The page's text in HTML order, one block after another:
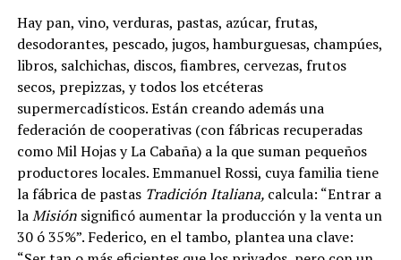
Hay pan, vino, verduras, pastas, azúcar, frutas,
desodorantes, pescado, jugos, hamburguesas, champúes,
libros, salchichas, discos, fiambres, cervezas, frutos
secos, prepizzas, y todos los etcéteras
supermercadísticos. Están creando además una
federación de cooperativas (con fábricas recuperadas
como Mil Hojas y La Cabaña) a la que suman pequeños
productores locales. Emmanuel Rossi, cuya familia tiene
la fábrica de pastas Tradición Italiana, calcula: “Entrar a
laMisiónsignificó aumentar la producción y la venta un
30 ó 35%”. Federico, en el tambo, plantea una clave: